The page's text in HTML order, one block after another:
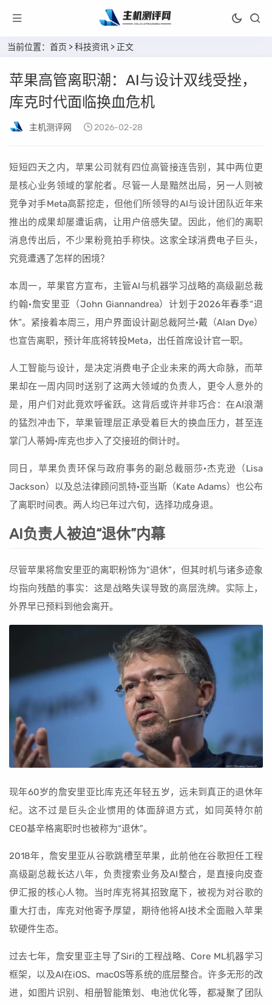
当前位置： 首页 >科技资讯 > 正文
苹果高管离职潮：AI与设计双线受挫，
库克时代面临换血危机
主机测评网 2026-02-28
短短四天之内，苹果公司就有四位高管接连告别，其中两位更
是核心业务领域的掌舵者。尽管一人是黯然出局，另一人则被
竞争对手Meta高薪挖走，但他们所领导的AI与设计团队近年来
推出的成果却屡遭诟病，让用户倍感失望。因此，他们的离职
消息传出后，不少果粉竟拍手称快。这家全球消费电子巨头，
究竟遭遇了怎样的困境？
本周一，苹果官方宣布，主管AI与机器学习战略的高级副总裁
约翰·詹安里亚（John Giannandrea）计划于2026年春季“退
休”。紧接着本周三，用户界面设计副总裁阿兰·戴（Alan Dye）
也宣告离职，预计年底将转投Meta，出任首席设计官一职。
人工智能与设计，是决定消费电子企业未来的两大命脉，而苹
果却在一周内同时送别了这两大领域的负责人，更令人意外的
是，用户们对此竟欢呼雀跃。这背后或许并非巧合：在AI浪潮
的猛烈冲击下，苹果管理层正承受着巨大的换血压力，甚至连
掌门人蒂姆·库克也步入了交接班的倒计时。
同日，苹果负责环保与政府事务的副总裁丽莎·杰克逊（Lisa
Jackson）以及总法律顾问凯特·亚当斯（Kate Adams）也公布
了离职时间表。两人均已年过六旬，选择功成身退。
AI负责人被迫“退休”内幕
尽管苹果将詹安里亚的离职粉饰为“退休”，但其时机与诸多迹象
均指向残酷的事实：这是战略失误导致的高层洗牌。实际上，
外界早已预料到他会离开。
现年60岁的詹安里亚比库克还年轻五岁，远未到真正的退休年
纪。这不过是巨头企业惯用的体面辞退方式，如同英特尔前
CEO基辛格离职时也被称为“退休”。
2018年，詹安里亚从谷歌跳槽至苹果，此前他在谷歌担任工程
高级副总裁长达八年，负责搜索业务及AI整合，是直接向皮查
伊汇报的核心人物。当时库克将其招致麾下，被视为对谷歌的
重大打击，库克对他寄予厚望，期待他将AI技术全面融入苹果
软硬件生态。
过去七年，詹安里亚主导了Siri的工程战略、Core ML机器学习
框架，以及AI在iOS、macOS等系统的底层整合。许多无形的改
进，如图片识别、相册智能策划、电池优化等，都凝聚了团队